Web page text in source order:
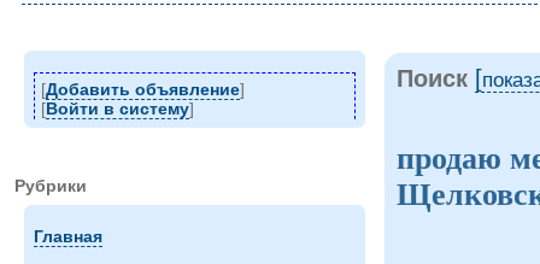
[Добавить объявление]
[Войти в систему]
Рубрики
Главная
Поиск [
продаю